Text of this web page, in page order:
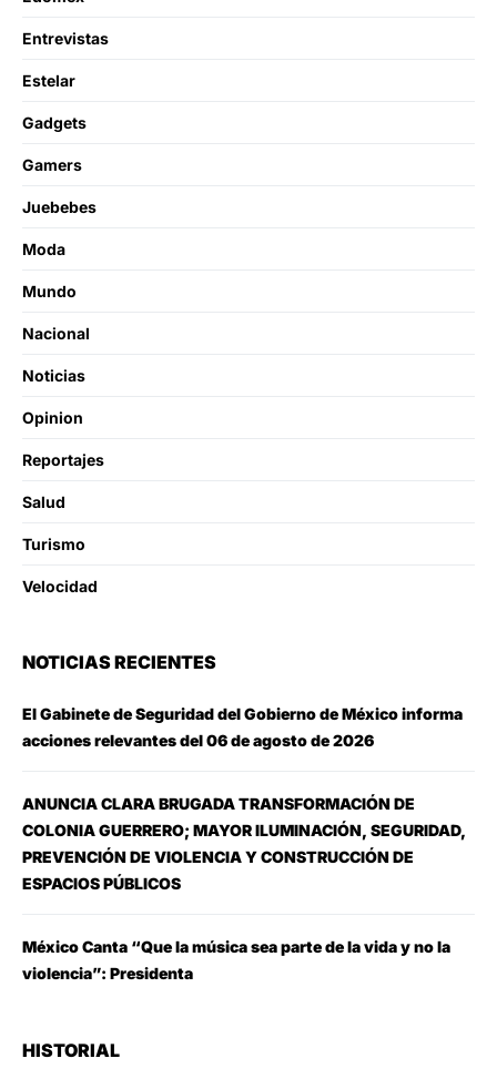
Entrevistas
Estelar
Gadgets
Gamers
Juebebes
Moda
Mundo
Nacional
Noticias
Opinion
Reportajes
Salud
Turismo
Velocidad
NOTICIAS RECIENTES
El Gabinete de Seguridad del Gobierno de México informa
acciones relevantes del 06 de agosto de 2026
ANUNCIA CLARA BRUGADA TRANSFORMACIÓN DE
COLONIA GUERRERO; MAYOR ILUMINACIÓN, SEGURIDAD,
PREVENCIÓN DE VIOLENCIA Y CONSTRUCCIÓN DE
ESPACIOS PÚBLICOS
México Canta “Que la música sea parte de la vida y no la
violencia”: Presidenta
HISTORIAL